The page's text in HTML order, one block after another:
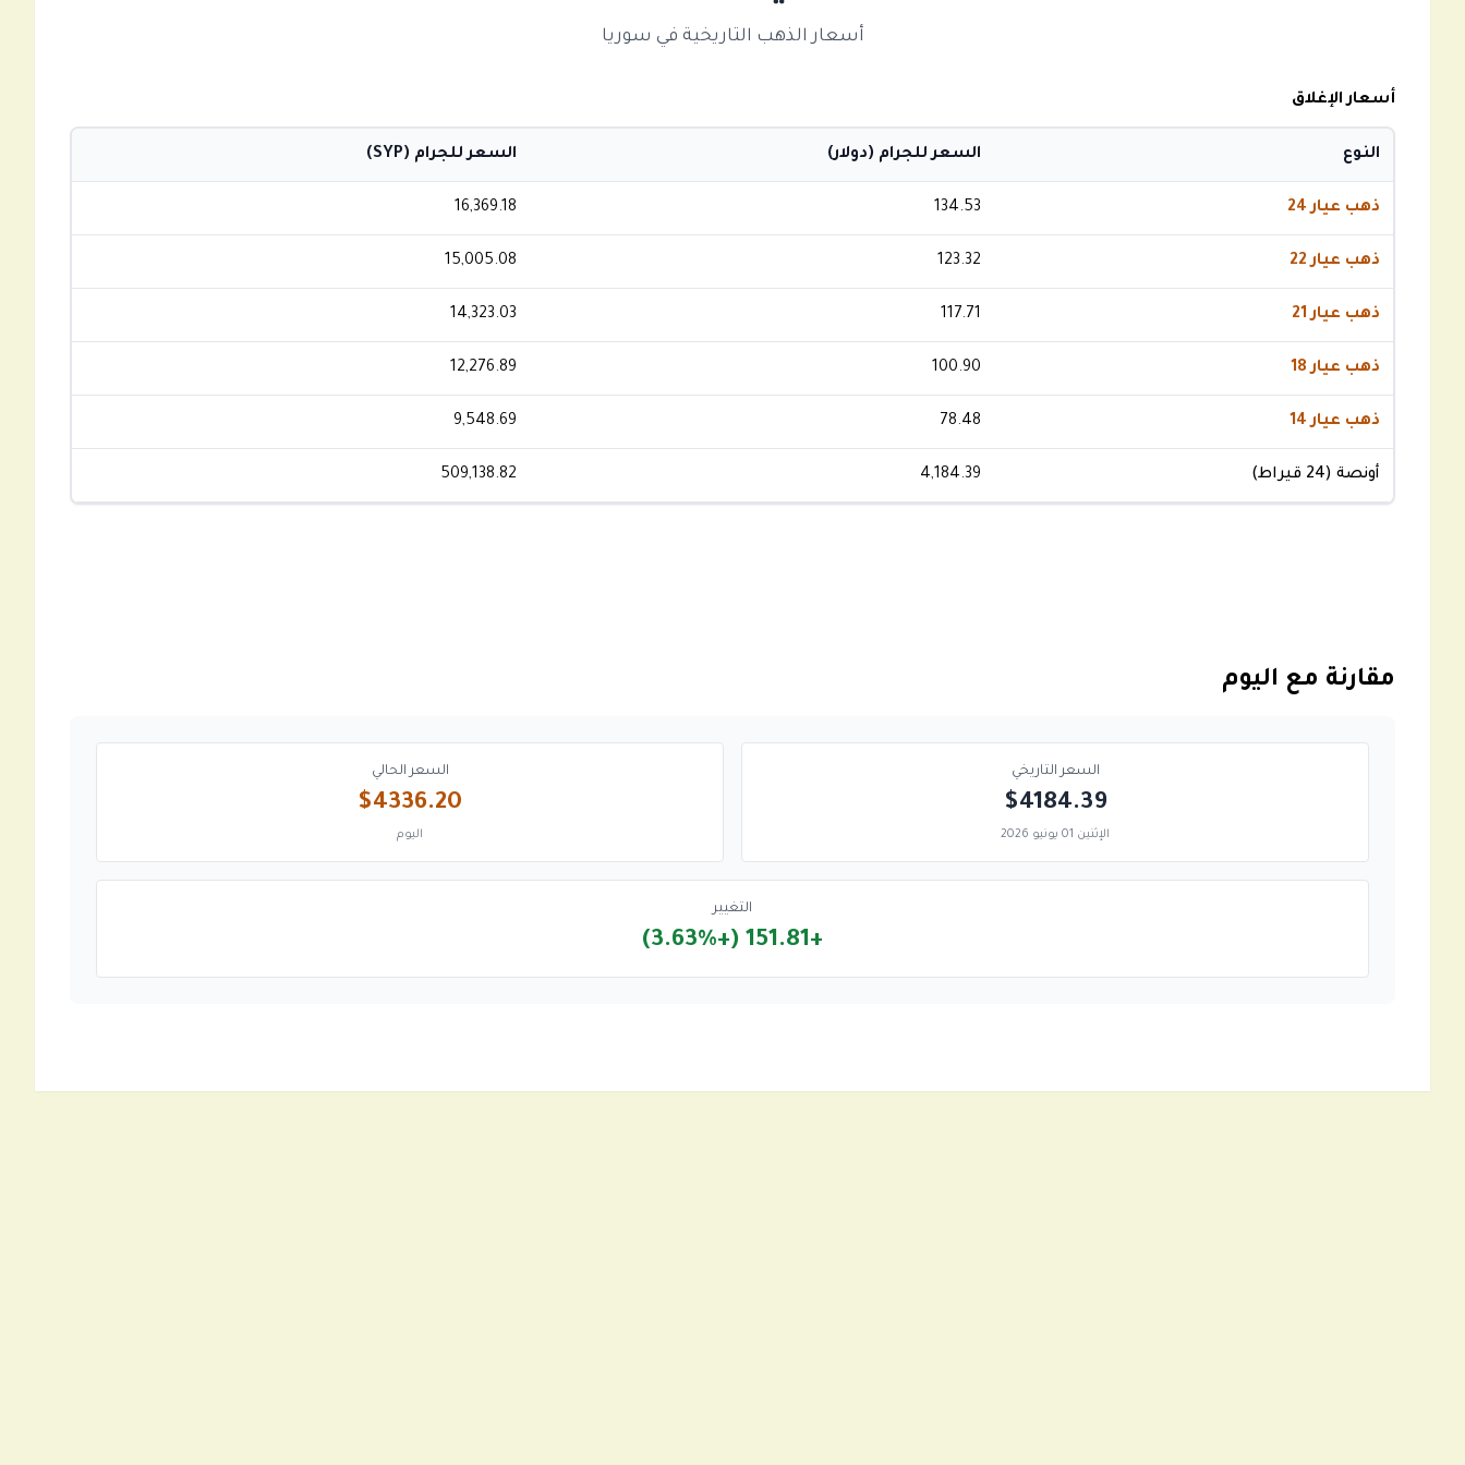
أسعار الذهب التاريخية في سوريا
أسعار الإغلاق
النوع السعر للجرام (دولار) السعر للجرام (SYP)
ذهب عيار 24 134.53
16,369.18
ذهب عيار 22 123.32
15,005.08
ذهب عيار 21 117.71
14,323.03
ذهب عيار 18 100.90
12,276.89
ذهب عيار 14 78.48
9,548.69
أونصة (24 قيراط) 4,184.39
509,138.82
مقارنة مع اليوم
السعر التاريخي
$4184.39
الإثنين 01 يونيو 2026
السعر الحالي
$4336.20
اليوم
التغيير
+151.81 (+3.63%)